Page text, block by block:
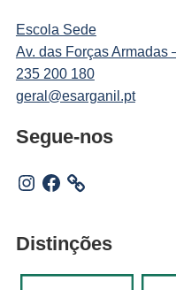
Escola Sede
Av. das Forças Armadas
235 200 180
geral@esarganil.pt
Segue-nos
Instagram
Facebook
Distinções